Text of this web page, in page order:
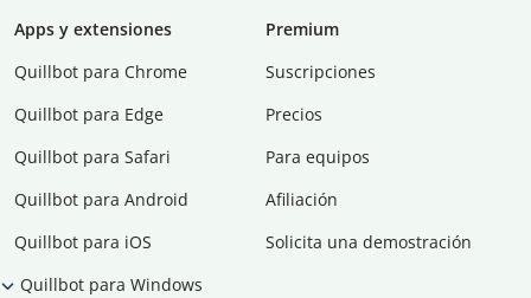
Apps y extensiones
Quillbot para Chrome
Quillbot para Edge
Quillbot para Safari
Quillbot para Android
Quillbot para iOS
Quillbot para Windows
Premium
Suscripciones
Precios
Para equipos
Afiliación
Solicita una demostración